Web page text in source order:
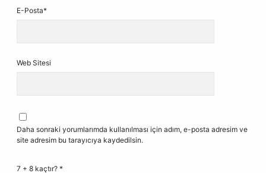
E-Posta*
Web Sitesi
Daha sonraki yorumlarımda kullanılması için adım, e-posta adresim ve
site adresim bu tarayıcıya kaydedilsin.
7 + 8 kaçtır? *